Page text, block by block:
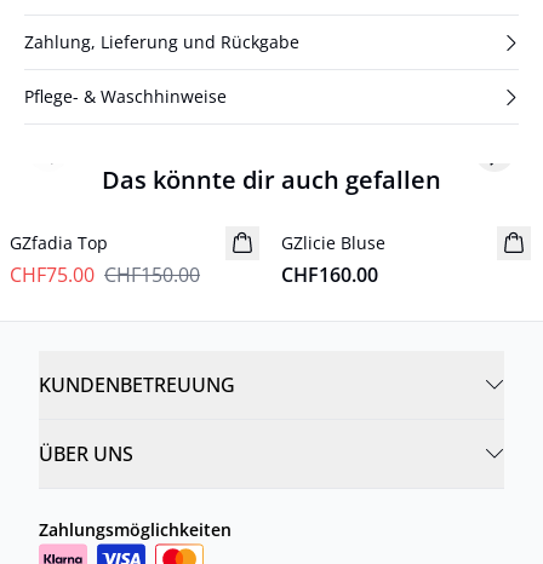
Zahlung, Lieferung und Rückgabe
Pflege- & Waschhinweise
Das könnte dir auch gefallen
GZfadia Top
CHF75.00 CHF150.00
Neuheiten
GZlicie Bluse
CHF160.00
Previous slide Next
KUNDENBETREUUNG
ÜBER UNS
Zahlungsmöglichkeiten